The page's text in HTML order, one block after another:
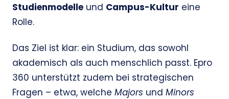
Studienmodelle und Campus-Kultur eine
Rolle.
Das Ziel ist klar: ein Studium, das sowohl
akademisch als auch menschlich passt. Epro
360 unterstützt zudem bei strategischen
Fragen – etwa, welche Majors und Minors